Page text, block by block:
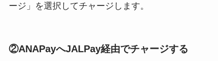
ージ」を選択してチャージします。
②ANAPayへJALPay経由でチャージする